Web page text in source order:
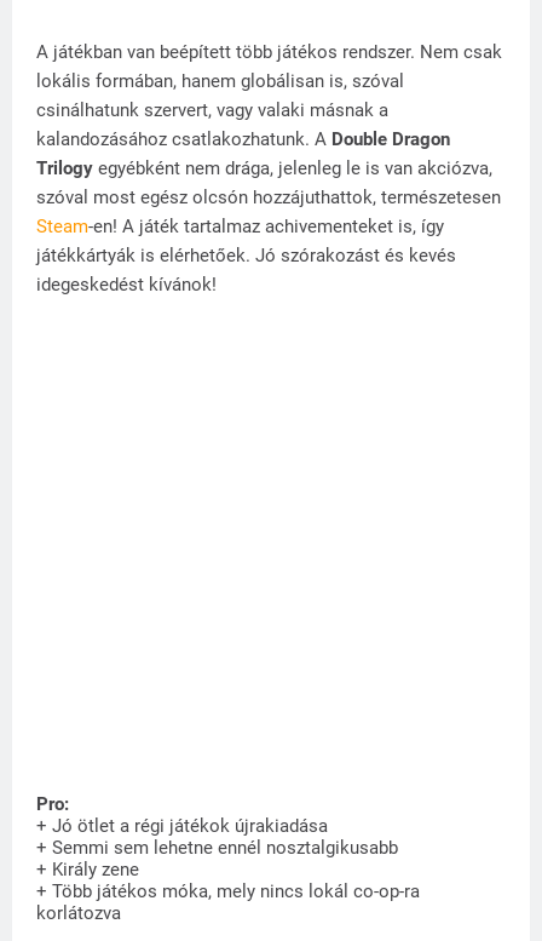
A játékban van beépített több játékos rendszer. Nem csak
lokális formában, hanem globálisan is, szóval
csinálhatunk szervert, vagy valaki másnak a
kalandozásához csatlakozhatunk. A Double Dragon
Trilogy egyébként nem drága, jelenleg le is van akciózva,
szóval most egész olcsón hozzájuthattok, természetesen
Steam-en! A játék tartalmaz achivementeket is, így
játékkártyák is elérhetőek. Jó szórakozást és kevés
idegeskedést kívánok!
Pro:
+ Jó ötlet a régi játékok újrakiadása
+ Semmi sem lehetne ennél nosztalgikusabb
+ Király zene
+ Több játékos móka, mely nincs lokál co-op-ra
korlátozva